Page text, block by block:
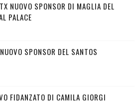
NUOVO SPONSOR DI MAGLIA DEL
PALACE
SPONSOR DEL SANTOS
FIDANZATO DI CAMILA GIORGI